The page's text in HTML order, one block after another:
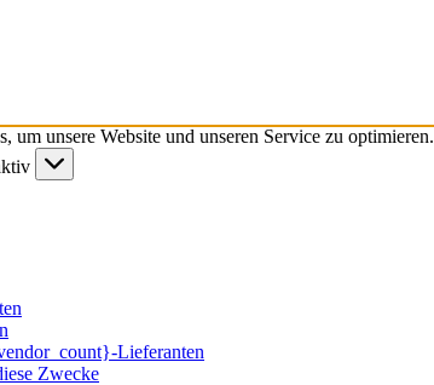
um unsere Website und unseren Service zu optimieren.
Lieferanten
Zwecke